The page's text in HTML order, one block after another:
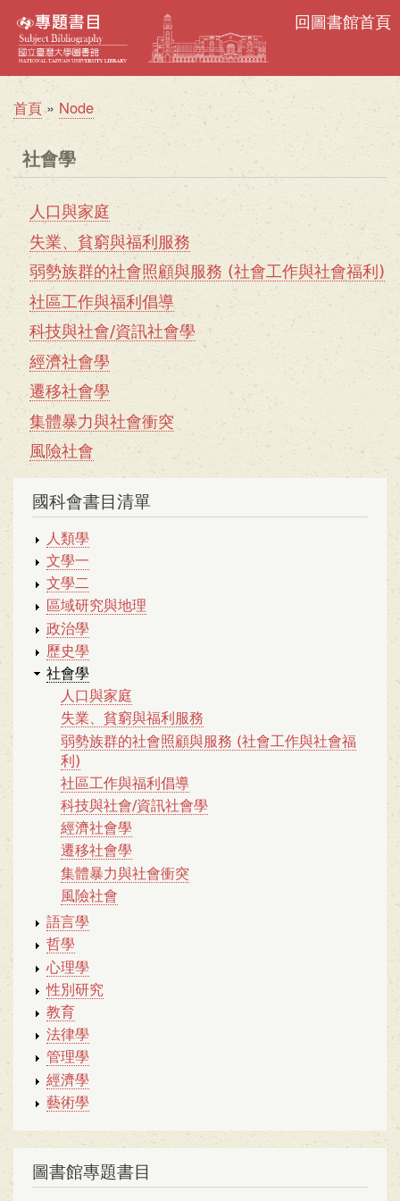
至
主
回圖書館首頁
導
航
連
首頁 Node
社會學
選
單
社
會
學
人口與家庭
失業、貧窮與福利服務
弱勢族群的社會照顧與服務 (社會工作與社會福利)
社區工作與福利倡導
科技與社會/資訊社會學
經濟社會學
遷移社會學
集體暴力與社會衝突
風險社會
國科會書目清單
人類學
文學一
文學二
區域研究與地理
政治學
歷史學
社會學
人口與家庭
失業、貧窮與福利服務
弱勢族群的社會照顧與服務 (社會工作與社會福
利)
社區工作與福利倡導
科技與社會/資訊社會學
經濟社會學
遷移社會學
集體暴力與社會衝突
風險社會
語言學
哲學
心理學
性別研究
教育
法律學
管理學
經濟學
藝術學
圖書館專題書目